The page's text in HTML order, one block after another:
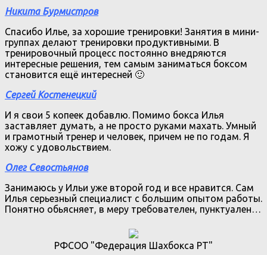
Никита Бурмистров
Спасибо Илье, за хорошие тренировки! Занятия в мини-
группах делают тренировки продуктивными. В
тренировочный процесс постоянно внедряются
интересные решения, тем самым заниматься боксом
становится ещё интересней 🙂
Сергей Костенецкий
И я свои 5 копеек добавлю. Помимо бокса Илья
заставляет думать, а не просто руками махать. Умный
и грамотный тренер и человек, причем не по годам. Я
хожу с удовольствием.
Олег Севостьянов
Занимаюсь у Ильи уже второй год и все нравится. Сам
Илья серьезный специалист с большим опытом работы.
Понятно обьясняет, в меру требователен, пунктуален…
РФСОО "Федерация Шахбокса РТ"